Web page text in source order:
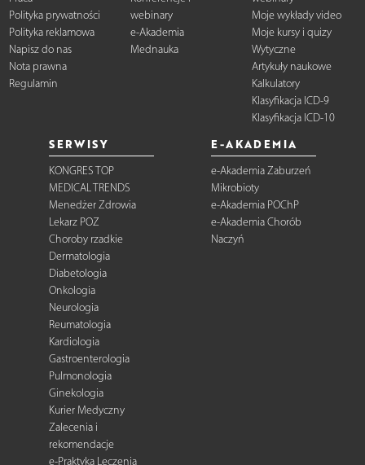
Polityka prywatności
Polityka reklamowa
Napisz do nas
Nota prawna
Regulamin
webinary
e-Akademia
Mednauka
Moje wykłady video
Moje kursy i quizy
Wytyczne
Artykuły naukowe
Kalkulatory
Klasyfikacja ICD-9
Klasyfikacja ICD-10
SERWISY
KONGRES TOP
MEDICAL TRENDS
Menedżer Zdrowia
Lekarz POZ
Choroby rzadkie
Dermatologia
Diabetologia
Onkologia
Neurologia
Reumatologia
Kardiologia
Gastroenterologia
Pulmonologia
Ginekologia
Kurier Medyczny
Zalecenia i
rekomendacje
e-Praktyka Leczenia
E-AKADEMIA
e-Akademia Zaburzeń
Mikrobioty
e-Akademia POChP
e-Akademia Chorób
Naczyń